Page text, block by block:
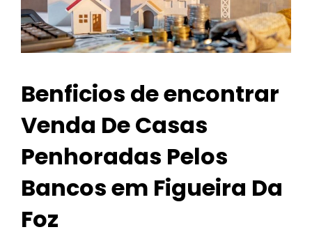
Benficios de encontrar
Venda De Casas
Penhoradas Pelos
Bancos em Figueira Da
Foz